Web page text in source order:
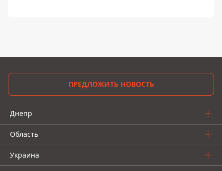
ПРЕДЛОЖИТЬ НОВОСТЬ
Днепр
Область
Украина